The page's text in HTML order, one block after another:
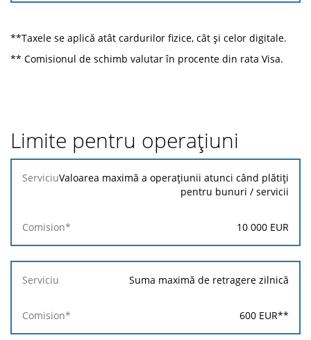
**Taxele se aplică atât cardurilor fizice, cât și celor digitale.
** Comisionul de schimb valutar în procente din rata Visa.
Limite pentru operațiuni
ServiciuValoarea maximă a operațiunii atunci când plătiți
pentru bunuri / servicii
10 000 EUR
Suma maximă de retragere zilnică
600 EUR**